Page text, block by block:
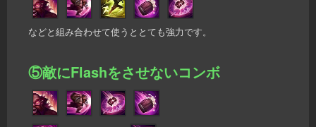
などと組み合わせて使うととても強力です。
⑤敵にFlashをさせないコンボ